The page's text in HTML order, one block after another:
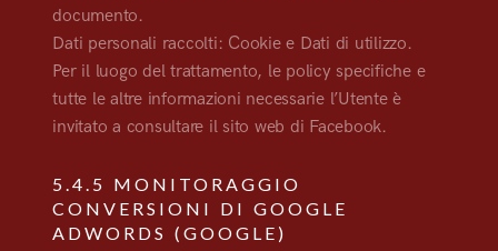
documento.
Dati personali raccolti: Cookie e Dati di utilizzo.
Per il luogo del trattamento, le policy specifiche e
tutte le altre informazioni necessarie l’Utente è
invitato a consultare il sito web di Facebook.
5.4.5 MONITORAGGIO
CONVERSIONI DI GOOGLE
ADWORDS (GOOGLE)